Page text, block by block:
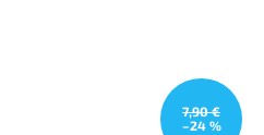
7,90 €
–24 %